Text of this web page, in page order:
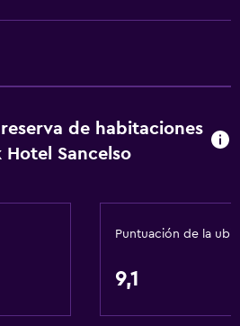
por ascensor
de habitaciones
Hotel Sancelso
Puntuación de la
9,1